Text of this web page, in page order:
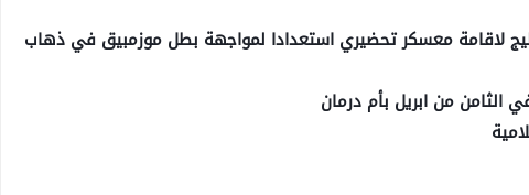
لاقامة معسكر تحضيري استعدادا لمواجهة بطل موزمبيق في ذهاب
الثامن من ابريل بأم درمان